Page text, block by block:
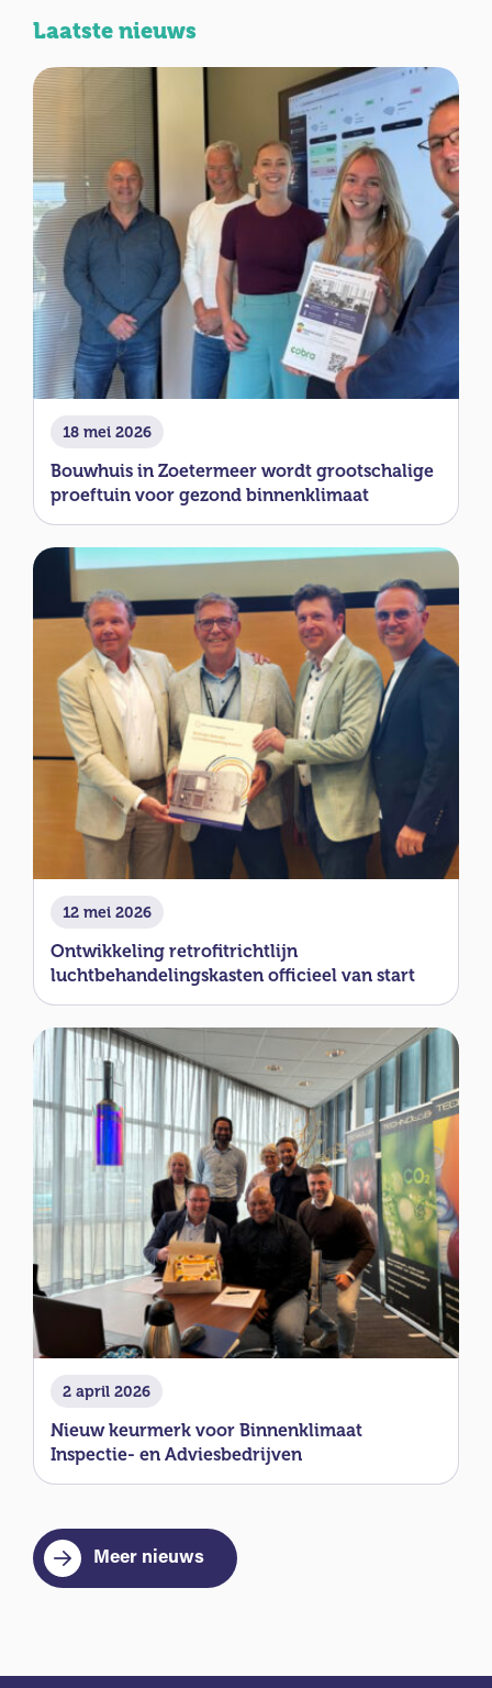
Laatste nieuws
18 mei 2026
Bouwhuis in Zoetermeer wordt grootschalige
proeftuin voor gezond binnenklimaat
12 mei 2026
Ontwikkeling retrofitrichtlijn
luchtbehandelingskasten officieel van start
2 april 2026
Nieuw keurmerk voor Binnenklimaat
Inspectie- en Adviesbedrijven
Meer nieuws